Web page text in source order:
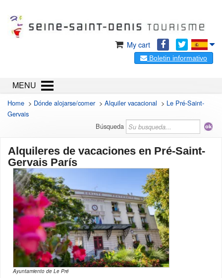
My cart
Boletin informativo
MENU
Home > Dónde alojarse/comer> Alquiler vacacional > Le Pré-Saint-
Gervais
Búsqueda
Alquileres de vacaciones en Pré-Saint-
Gervais París
Ayuntamiento de Le Pré